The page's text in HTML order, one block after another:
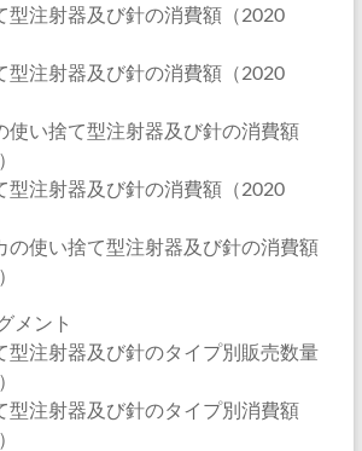
型注射器及び針の消費額（2020
型注射器及び針の消費額（2020
使い捨て型注射器及び針の消費額
型注射器及び針の消費額（2020
の使い捨て型注射器及び針の消費額
メント
型注射器及び針のタイプ別販売数量
型注射器及び針のタイプ別消費額